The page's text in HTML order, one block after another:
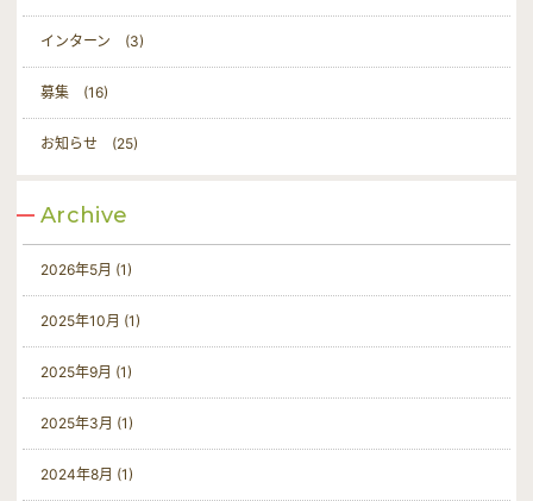
インターン応募・その他問い合わせはこちら
新卒応募はマイナビからも応募可能です
インターン (3)
募集 (16)
お知らせ (25)
Archive
2026年5月 (1)
2025年10月 (1)
2025年9月 (1)
2025年3月 (1)
2024年8月 (1)